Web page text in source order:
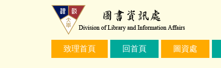
致理首頁 回首頁 圖資處